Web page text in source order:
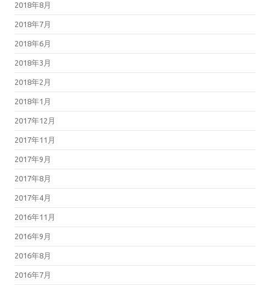
2018年8月
2018年7月
2018年6月
2018年3月
2018年2月
2018年1月
2017年12月
2017年11月
2017年9月
2017年8月
2017年4月
2016年11月
2016年9月
2016年8月
2016年7月